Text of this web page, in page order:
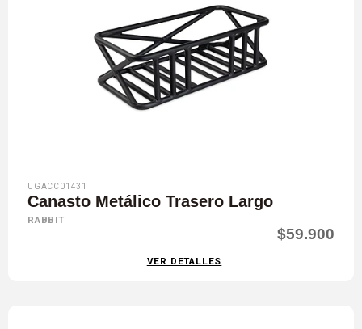
UGACC01431
Canasto Metálico Trasero Largo
RABBIT
$59.900
VER DETALLES